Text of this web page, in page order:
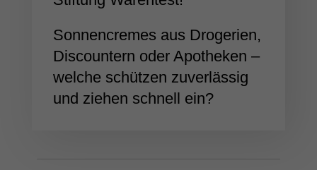
Sonnen­cremes aus Drogerien,
Discountern oder Apotheken –
welche schützen zuver­lässig
und ziehen schnell ein?